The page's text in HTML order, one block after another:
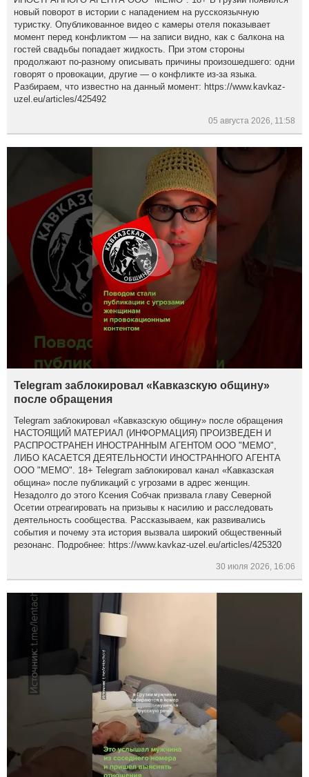
новый поворот в истории с нападением на русскоязычную
туристку. Опубликованное видео с камеры отеля показывает
момент перед конфликтом — на записи видно, как с балкона на
гостей свадьбы попадает жидкость. При этом стороны
продолжают по-разному описывать причины произошедшего: одни
говорят о провокации, другие — о конфликте из-за языка.
Разбираем, что известно на данный момент: https://www.kavkaz-
uzel.eu/articles/425492
05 августа 2026, 11:58
Telegram заблокировал «Кавказскую общину»
после обращения
Telegram заблокировал «Кавказскую общину» после обращения
НАСТОЯЩИЙ МАТЕРИАЛ (ИНФОРМАЦИЯ) ПРОИЗВЕДЕН И
РАСПРОСТРАНЕН ИНОСТРАННЫМ АГЕНТОМ ООО "МЕМО",
ЛИБО КАСАЕТСЯ ДЕЯТЕЛЬНОСТИ ИНОСТРАННОГО АГЕНТА
ООО "МЕМО". 18+ Telegram заблокировал канал «Кавказская
община» после публикаций с угрозами в адрес женщин.
Незадолго до этого Ксения Собчак призвала главу Северной
Осетии отреагировать на призывы к насилию и расследовать
деятельность сообщества. Рассказываем, как развивались
события и почему эта история вызвала широкий общественный
резонанс. Подробнее: https://www.kavkaz-uzel.eu/articles/425320
30 июля 2026, 16:06